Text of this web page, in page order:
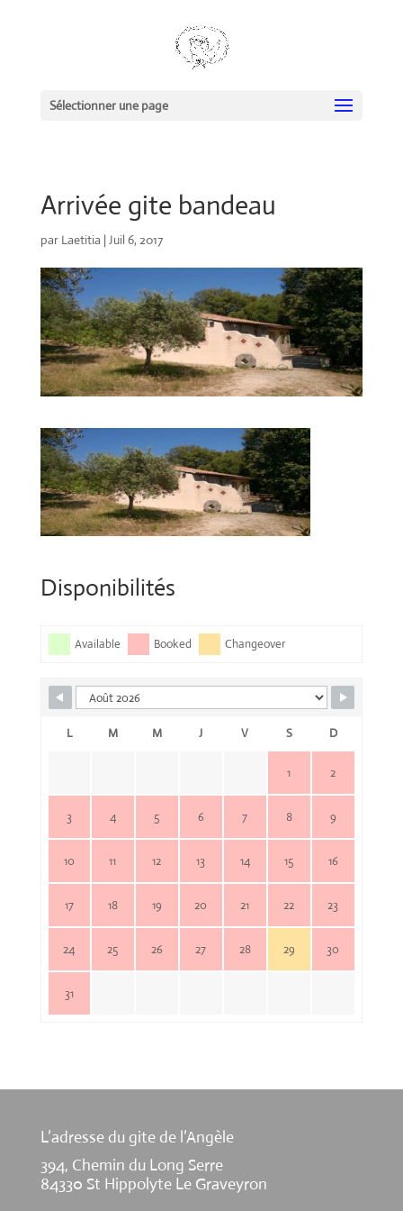
Sélectionner une page
Arrivée gite bandeau
par Laetitia |Juil 6, 2017
Disponibilités
Available Booked Changeover
L M M J V S D
1 2
3 4 5 6 7 8 9
10 11 12 13 14 15 16
17 18 19 20 21 22 23
24 25 26 27 28 29 30
31
L’adresse du gite de l’Angèle
394, Chemin du Long Serre
84330 St Hippolyte Le Graveyron